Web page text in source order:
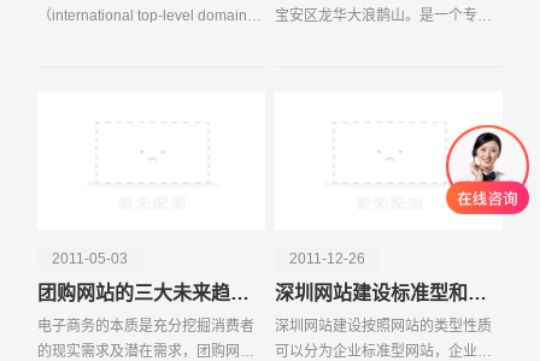
（international top-level domain-
宝安区龙华大浪鹊山。是一个专业
2011-05-03
团购网站的三大未来趋势：区域细分 垂直化
电子商务的本质是充分挖掘消费者
的现实需求及潜在需求，团购网站
2011-12-26
深圳网站建设标准型和营销型的区别
深圳网站建设按照网站的类型性质
可以分为企业标准型网站，企业营